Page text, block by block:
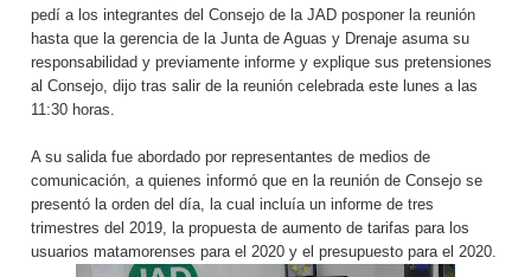
pedí a los integrantes del Consejo de la JAD posponer la reunión
hasta que la gerencia de la Junta de Aguas y Drenaje asuma su
responsabilidad y previamente informe y explique sus pretensiones
al Consejo, dijo tras salir de la reunión celebrada este lunes a las
11:30 horas.
A su salida fue abordado por representantes de medios de
comunicación, a quienes informó que en la reunión de Consejo se
presentó la orden del día, la cual incluía un informe de tres
trimestres del 2019, la propuesta de aumento de tarifas para los
usuarios matamorenses para el 2020 y el presupuesto para el 2020.